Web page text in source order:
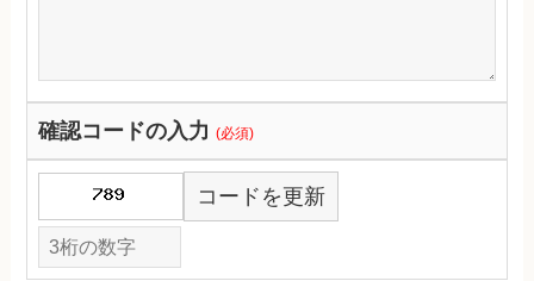
確認コードの入力(必須)
コードを更新